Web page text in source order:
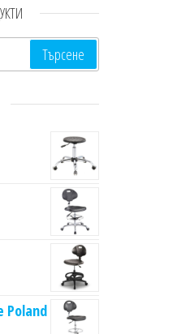
Търсене
Poland